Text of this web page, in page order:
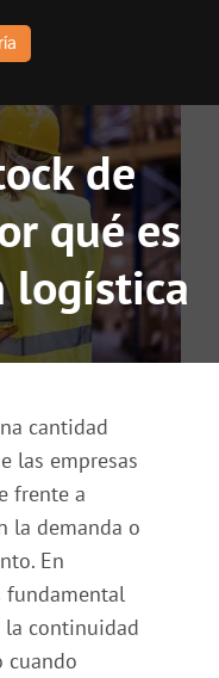
de
qué es
logística
cantidad
las empresas
frente a
la demanda o
En
fundamental
la continuidad
cuando